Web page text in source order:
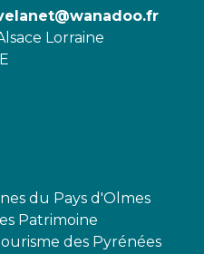
Lorraine
du Pays d'Olmes
Patrimoine
des Pyrénées